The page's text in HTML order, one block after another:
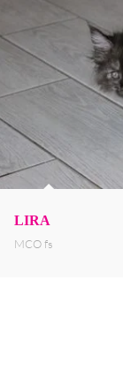
LIRA
MCO fs